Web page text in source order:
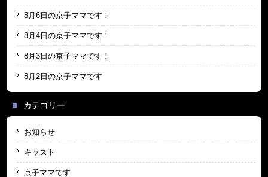
8月6日の京子ママです！
8月4日の京子ママです！
8月3日の京子ママです！
8月2日の京子ママです
カテゴリー
お知らせ
キャスト
京子ママです